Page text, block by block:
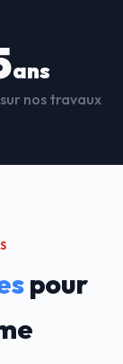
ans
nos travaux
pour